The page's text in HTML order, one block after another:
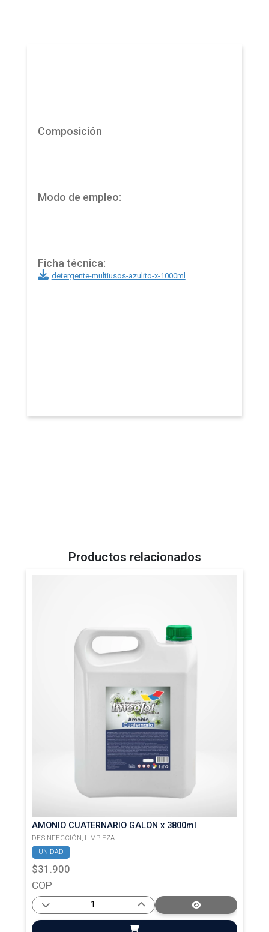
Composición
Modo de empleo:
Ficha técnica:
detergente-multiusos-azulito-x-1000ml
Productos relacionados
AMONIO CUATERNARIO GALON x 3800ml
DESINFECCIÓN, LIMPIEZA.
UNIDAD
$31.900
COP